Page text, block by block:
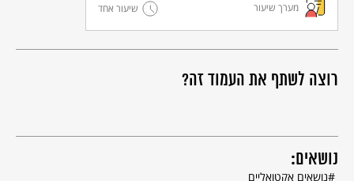
רוצה לשתף את העמוד זה?
מערך שיעור שיעור אחד
נושאים:
נושאים אקטואליים